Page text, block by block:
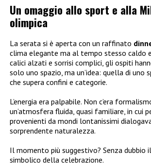
Un omaggio allo sport e alla
olimpica
La serata si è aperta con un raffinato
clima elegante ma al tempo stesso caldo
calici alzati e sorrisi complici, gli ospiti
solo uno spazio, ma un’idea: quella di uno
che supera confini e categorie.
L’energia era palpabile. Non c’era
un’atmosfera fluida, quasi familiare, in cui
provenienti da mondi lontanissimi
sorprendente naturalezza.
Il momento più suggestivo? Senza dubbio il
simbolico della celebrazione.